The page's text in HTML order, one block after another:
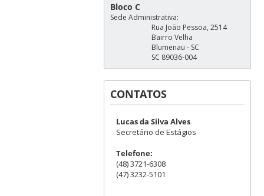
Bloco C
Sede Administrativa:
Rua João Pessoa, 2514
Bairro Velha
Blumenau - SC
SC 89036-004
CONTATOS
Lucas da Silva Alves
Secretário de Estágios
Telefone:
(48) 3721-6308
(47) 3232-5101